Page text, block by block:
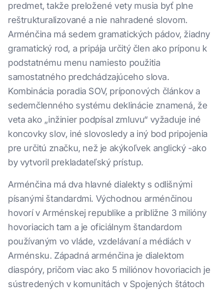
predmet, takže preložené vety musia byť plne
reštrukturalizované a nie nahradené slovom.
Arménčina má sedem gramatických pádov, žiadny
gramatický rod, a pripája určitý člen ako príponu k
podstatnému menu namiesto použitia
samostatného predchádzajúceho slova.
Kombinácia poradia SOV, príponových článkov a
sedemčlenného systému deklinácie znamená, že
veta ako „inžinier podpísal zmluvu“ vyžaduje iné
koncovky slov, iné slovosledy a iný bod pripojenia
pre určitú značku, než je akýkoľvek anglický -ako
by vytvoril prekladateľský prístup.
Arménčina má dva hlavné dialekty s odlišnými
písanými štandardmi. Východnou arménčinou
hovorí v Arménskej republike a približne 3 milióny
hovoriacich tam a je oficiálnym štandardom
používaným vo vláde, vzdelávaní a médiách v
Arménsku. Západná arménčina je dialektom
diaspóry, pričom viac ako 5 miliónov hovoriacich je
sústredených v komunitách v Spojených štátoch